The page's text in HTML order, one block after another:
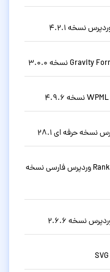
دانلود افزونه سئو حرفه ای رنک مث Rank Math Pro وردپرس فارسی نسخه